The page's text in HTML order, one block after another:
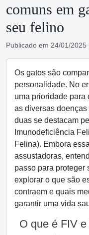
comuns em
seu felino
Publicado em 24/01/2025
Os gatos são
personalidade. No
uma prioridade para
as diversas
duas se destacam
Imunodeficiência
Felina). Embora
assustadoras,
passo para proteger
explorar o que são
contraem e quais
garantir uma vida
O que é FIV